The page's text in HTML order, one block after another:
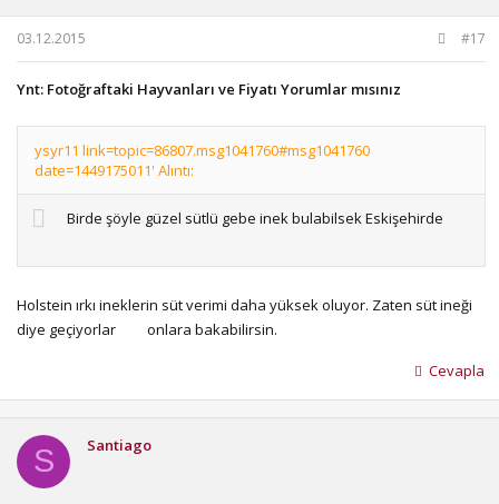
03.12.2015 #17
Ynt: Fotoğraftaki Hayvanları ve Fiyatı Yorumlar mısınız
ysyr11 link=topic=86807.msg1041760#msg1041760
date=1449175011' Alıntı:
Birde şöyle güzel sütlü gebe inek bulabilsek Eskişehirde
Holstein ırkı ineklerin süt verimi daha yüksek oluyor. Zaten süt ineği
diye geçiyorlar
onlara bakabilirsin.
Cevapla
S Santiago